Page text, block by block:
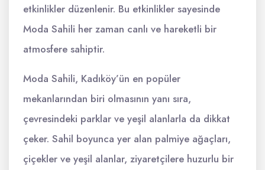
etkinlikler düzenlenir. Bu etkinlikler sayesinde
Moda Sahili her zaman canlı ve hareketli bir
atmosfere sahiptir.
Moda Sahili, Kadıköy’ün en popüler
mekanlarından biri olmasının yanı sıra,
çevresindeki parklar ve yeşil alanlarla da dikkat
çeker. Sahil boyunca yer alan palmiye ağaçları,
çiçekler ve yeşil alanlar, ziyaretçilere huzurlu bir